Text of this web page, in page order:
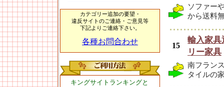
カテゴリー追加の要望・
違反サイトのご連絡・ご意見等
下記よりご連絡下さい。
各種お問合わせ
キングサイトランキングと
ソファー
から送料
15
輸入家具
リー家具
南フラン
タイルの